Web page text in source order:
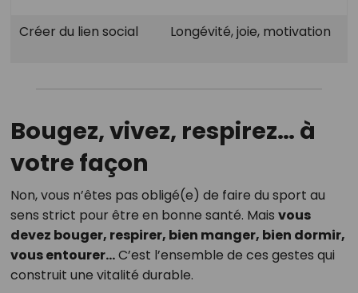
Créer du lien social Longévité, joie, motivation
Bougez, vivez, respirez… à
votre façon
Non, vous n’êtes pas obligé(e) de faire du sport au
sens strict pour être en bonne santé. Mais vous
devez bouger, respirer, bien manger, bien dormir,
vous entourer…C’est l’ensemble de ces gestes qui
construit une vitalité durable.